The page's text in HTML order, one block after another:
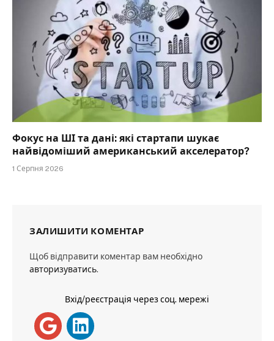
Фокус на ШІ та дані: які стартапи шукає
найвідоміший американський акселератор?
1 Серпня 2026
ЗАЛИШИТИ КОМЕНТАР
Щоб відправити коментар вам необхідно
авторизуватись.
Вхід/реєстрація через соц. мережі